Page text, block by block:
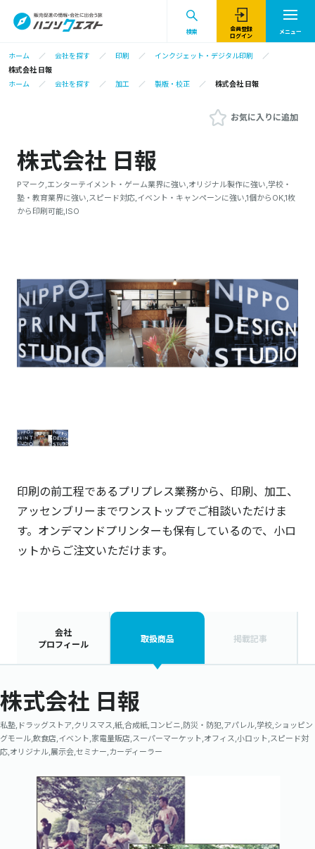
検索
会員登録
ログイン
メニュー
ホーム 会社を探す 印刷
インクジェット・デジタル印刷
株式会社 日報
ホーム
会社を探す 加工 製版・校正 株式会社 日報
お気に入りに追加
株式会社 日報
Pマーク,エンターテイメント・ゲーム業界に強い,オリジナル製作に強い,学校・
塾・教育業界に強い,スピード対応,イベント・キャンペーンに強い,1個からOK,1枚
から印刷可能,ISO
印刷の前工程であるプリプレス業務から、印刷、加工、
アッセンブリーまでワンストップでご相談いただけま
す。オンデマンドプリンターも保有しているので、小ロ
ットからご注文いただけます。
会社
プロフィール
取扱商品 掲載記事
株式会社 日報
私塾,ドラッグストア,クリスマス,紙,合成紙,コンビニ,防災・防犯,アパレル,学校,ショッピン
グモール,飲食店,イベント,家電量販店,スーパーマーケット,オフィス,小ロット,スピード対
応,オリジナル,展示会,セミナー,カーディーラー